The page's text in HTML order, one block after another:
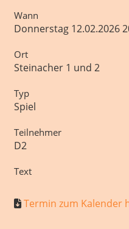
Wann
Donnerstag 12.02.2026
Ort
Steinacher 1 und 2
Typ
Spiel
Teilnehmer
D2
Text
Termin zum Kalender